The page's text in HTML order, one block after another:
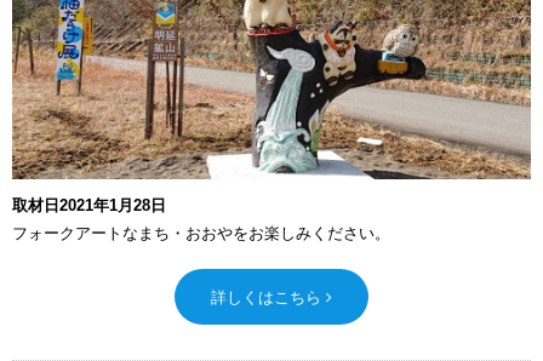
取材日2021年1月28日
フォークアートなまち・おおやをお楽しみください。
詳しくはこちら